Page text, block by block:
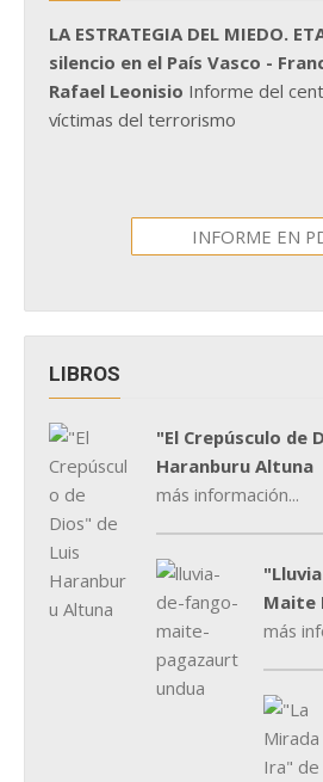
LA ESTRATEGIA DEL MIEDO.
silencio en el País Vasco -
Rafael Leonisio Informe del
víctimas del terrorismo
INFORME EN
LIBROS
"El Crepúsculo de
Haranburu Altuna
más información...
Maite
más